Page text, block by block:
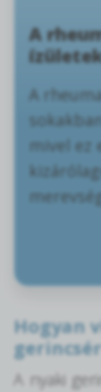
A
A
mivel ez
Hogyan
A nyaki